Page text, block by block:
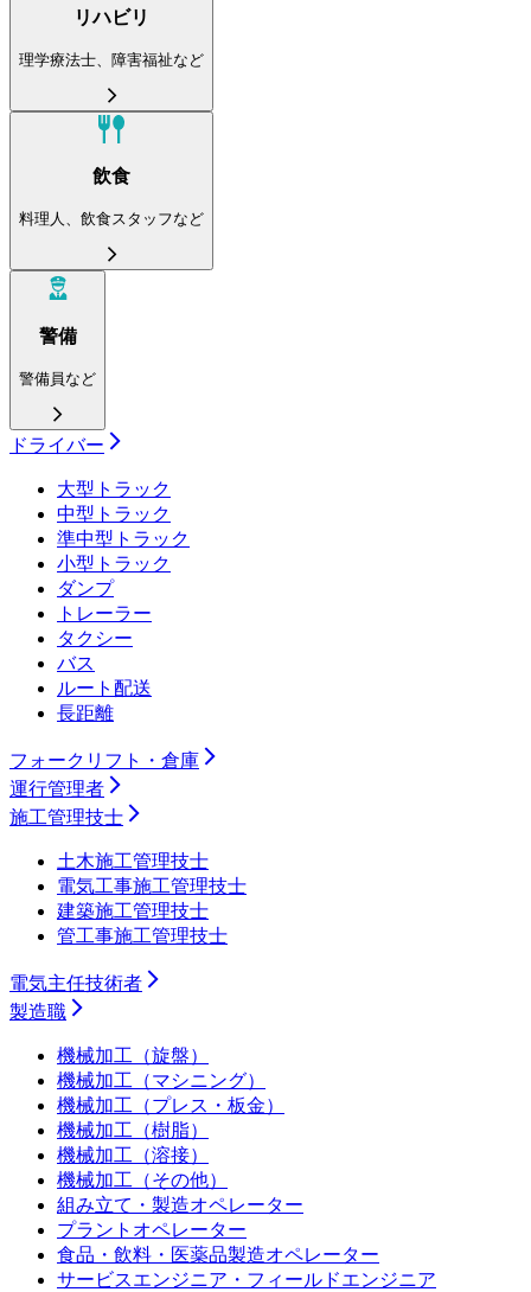
リハビリ
理学療法士、障害福祉など
飲食
料理人、飲食スタッフなど
警備
警備員など
ドライバー
大型トラック
中型トラック
準中型トラック
小型トラック
ダンプ
トレーラー
タクシー
バス
ルート配送
長距離
フォークリフト・倉庫
運行管理者
施工管理技士
土木施工管理技士
電気工事施工管理技士
建築施工管理技士
管工事施工管理技士
電気主任技術者
製造職
機械加工（旋盤）
機械加工（マシニング）
機械加工（プレス・板金）
機械加工（樹脂）
機械加工（溶接）
機械加工（その他）
組み立て・製造オペレーター
プラントオペレーター
食品・飲料・医薬品製造オペレーター
サービスエンジニア・フィールドエンジニア